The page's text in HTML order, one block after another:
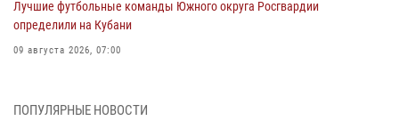
Лучшие футбольные команды Южного округа Росгвардии
определили на Кубани
09 августа 2026, 07:00
(видео)
ПОПУЛЯРНЫЕ НОВОСТИ